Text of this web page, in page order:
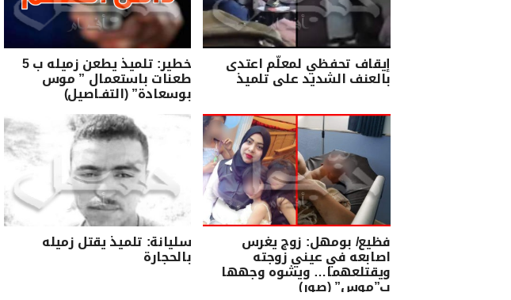
إيقاف تحفظي لمعلّم اعتدى
بالعنف الشديد على تلميذ
خطير: تلميذ يطعن زميله ب 5
طعنات باستعمال ” موس
بوسعادة” (التفـاصيل)
فظيع/ بومهل: زوج يغرس
اصابعه في عيني زوجته
ويقتلعهما… ويشوه وجهها
ب”موس” (صور)
سليانة: تلميذ يقتل زميله
بالحجارة